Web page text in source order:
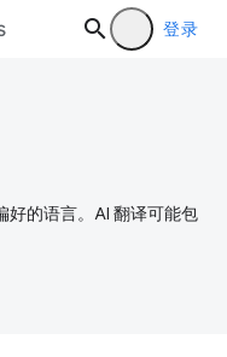
登录
好的语言。AI 翻译可能包